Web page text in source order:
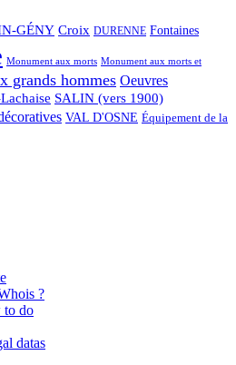
GÉNY Croix DURENNE Fontaines
Monument aux morts Monument aux morts et
grands hommes Oeuvres
SALIN (vers 1900)
VAL D'OSNE Équipement de la
?
to do
datas